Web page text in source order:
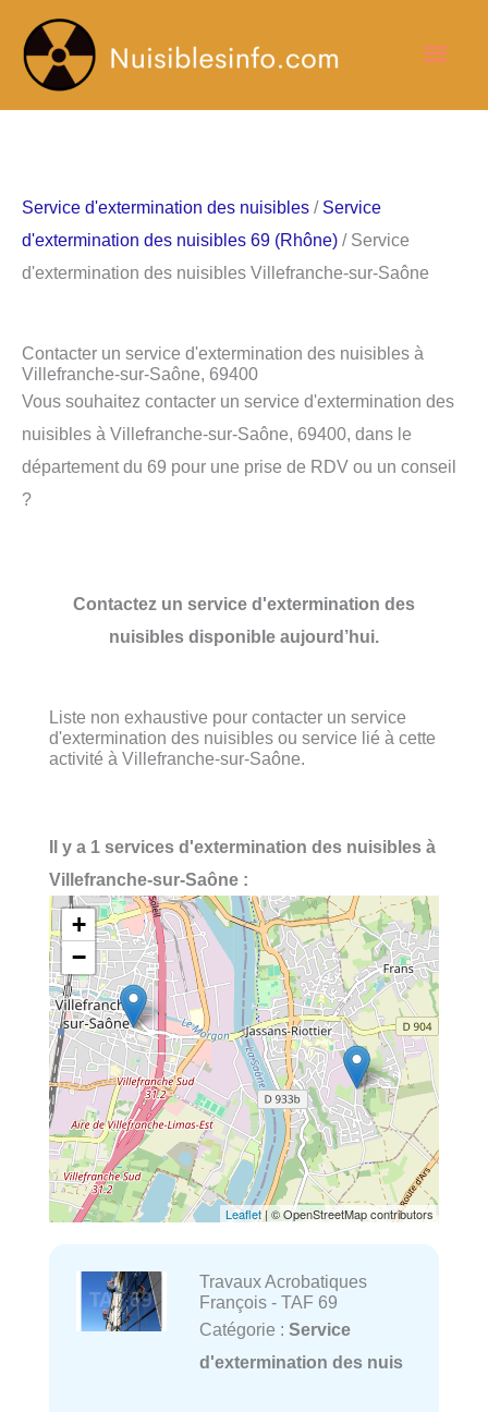
contenu
Service d'extermination des nuisibles / Service
d'extermination des nuisibles 69 (Rhône) / Service
d'extermination des nuisibles Villefranche-sur-Saône
Contacter un service d'extermination des nuisibles à
Villefranche-sur-Saône, 69400
Vous souhaitez contacter un service d'extermination des
nuisibles à Villefranche-sur-Saône, 69400, dans le
département du 69 pour une prise de RDV ou un conseil
?
Contactez un service d'extermination des
nuisibles disponible aujourd’hui.
Liste non exhaustive pour contacter un service
d'extermination des nuisibles ou service lié à cette
activité à Villefranche-sur-Saône.
Il y a 1 services d'extermination des nuisibles à
Villefranche-sur-Saône :
+
−
Leaflet| © OpenStreetMap contributors
Travaux Acrobatiques
François - TAF 69
Catégorie : Service
d'extermination des nuis